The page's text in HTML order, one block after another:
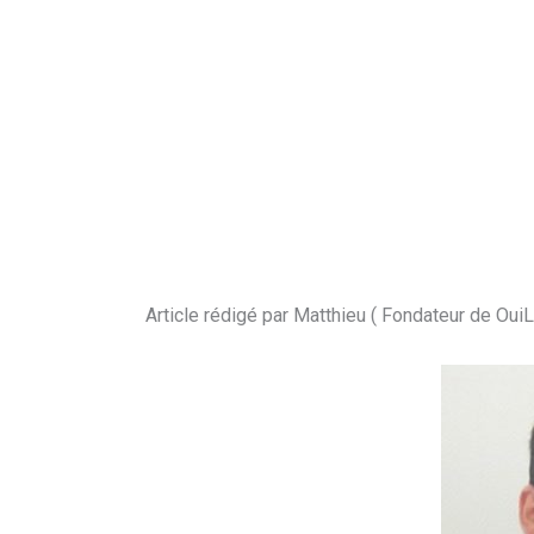
Article rédigé par Matthieu ( Fondateur de